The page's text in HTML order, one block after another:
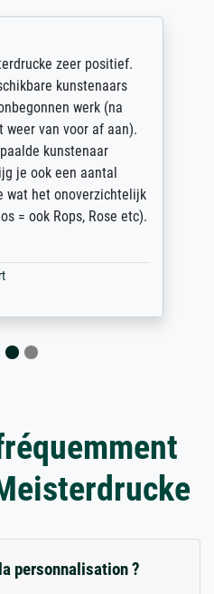
zeer positief.
kunstenaars
werk (na
van voor af aan).
kunstenaar
je ook een aantal
het onoverzichtelijk
= ook Rops, Rose etc).
personnalisation ?